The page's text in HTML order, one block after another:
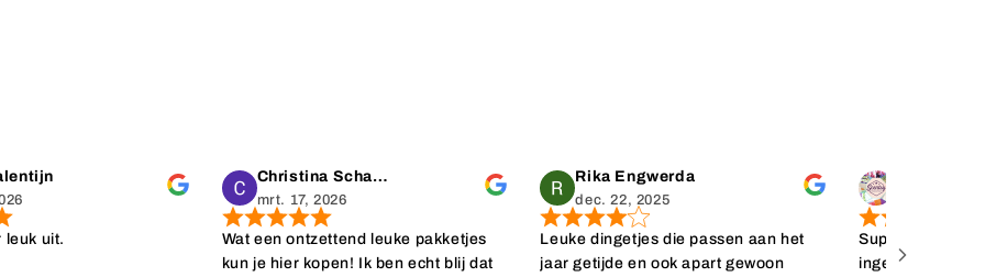
leuk uit.
Christina Schaap
mrt. 17, 2026
Wat een ontzettend leuke pakketjes
kun je hier kopen! Ik ben echt blij dat
Rika Engwerda
dec. 22, 2025
Leuke dingetjes die passen aan het
jaar getijde en ook apart gewoon
Super snelle
ingepakt. Erg